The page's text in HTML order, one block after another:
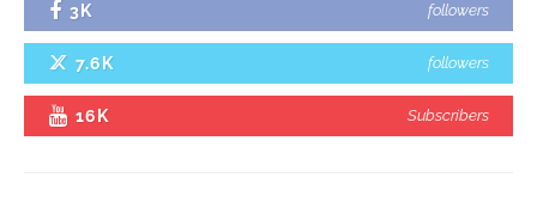
3K followers
7.6K followers
16K Subscribers